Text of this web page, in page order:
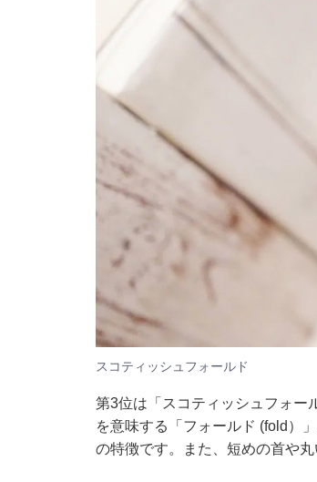
スコティッシュフォールド
第3位は「スコティッシュフォー
を意味する「フォールド (fold）
の特徴です。また、短めの首や